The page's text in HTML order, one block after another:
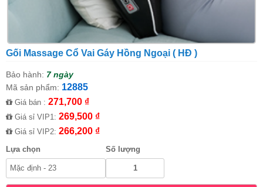
Gối Massage Cổ Vai Gáy Hồng Ngoại ( HĐ )
Bảo hành: 7 ngày
Mã sản phẩm: 12885
Giá bán : 271,700 ₫
Giá sỉ VIP1: 269,500 ₫
Giá sỉ VIP2: 266,200 ₫
Lựa chọn Số lượng